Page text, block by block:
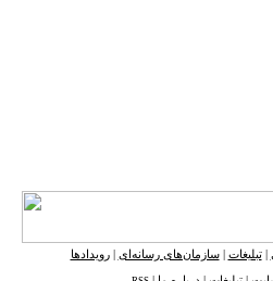
|تبلیغات سازمان‌های رسانه‌ای |رویدادها